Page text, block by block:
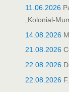
11.06.2026
„Kolonial-
14.08.2026
21.08.2026
22.08.2026
22.08.2026